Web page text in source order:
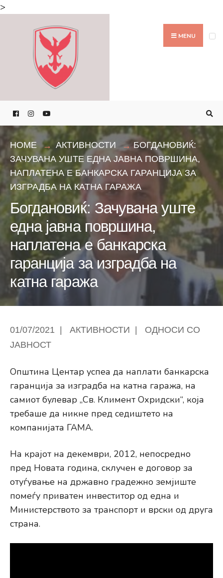
>
MENU
HOME АКТИВНОСТИ
БОГДАНОВИЌ:
ЗАЧУВАНА УШТЕ ЕДНА ЈАВНА ПОВРШИНА,
НАПЛАТЕНА Е БАНКАРСКА ГАРАНЦИЈА ЗА
ИЗГРАДБА НА КАТНА ГАРАЖА
Богдановиќ: Зачувана уште
една јавна површина,
наплатена е банкарска
гаранција за изградба на
катна гаража
01/07/2021 АКТИВНОСТИ
ОДНОСИ СО
ЈАВНОСТ
Општина Центар успеа да наплати банкарска
гаранција за изградба на катна гаража, на
самиот булевар „Св. Климент Охридски“, која
требаше да никне пред седиштето на
компанијата ГАМА.
На крајот на декември, 2012, непосредно
пред Новата година, склучен е договор за
отуѓување на државно градежно земјиште
помеѓу приватен инвеститор од една и
Министерството за транспорт и врски од друга
страна.